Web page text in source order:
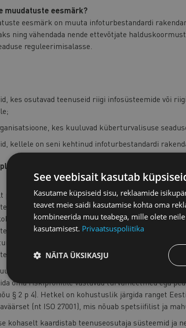
muudatuste eesmärk?
eesmärk on muuta infoturbestandardi
ning vähendada nende ettevõtjate
reguleerimisalasse.
kes osutavad teenuseid riigi infosüsteemide või
kes kuuluvad küberturvalisuse
kellele on seni kehtinud infoturbestandardi
muudatused?
piiratakse infoturbestandardi rakendamise
kes kuuluvad küberturvalisuse seaduse
võib infoturbestandardi rakendamise
kes pakuvad teenuseid riigi infosüsteemidele või
seaduse kohaldamisalasse. Muudatuse
kohustus rakendada infoturbestandardit .
kohaselt saavad teenuseosutajad, kes
oma riskiprofiilile vastavad turvameetmed ega
§ 2 p 4). Hetkel on kohustuslik järgida ranget
(nt ISO 27001), mis nõuab spetsiifilist ja
kohaselt kaardistab teenuseosutaja süsteemid ja
See veebisait kasutab
Kasutame küpsiseid sisu, reklaamide
teavet meie saidi kasutamise kohta oma
kombineerida muu teabega, mille olete
kasutamisest. Privaatsuspoliitika
NÄITA ÜKSIKASJU